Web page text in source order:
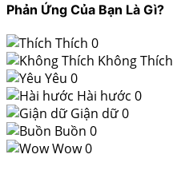
Phản Ứng Của Bạn Là Gì?
Thích 0
Không Thích
Yêu 0
Hài hước 0
Giận dữ0
Buồn 0
Wow0